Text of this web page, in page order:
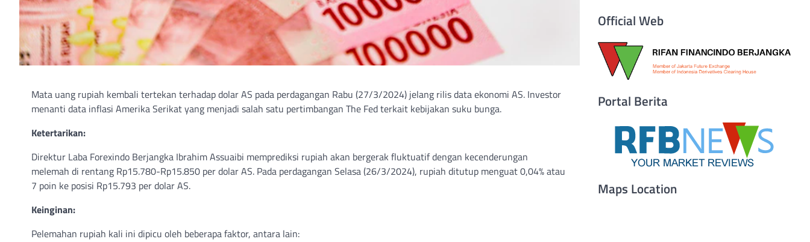
Mata uang rupiah kembali tertekan terhadap dolar AS pada perdagangan Rabu (27/3/2024) jelang rilis data ekonomi AS. Investor
menanti data inflasi Amerika Serikat yang menjadi salah satu pertimbangan The Fed terkait kebijakan suku bunga.
Ketertarikan:
Direktur Laba Forexindo Berjangka Ibrahim Assuaibi memprediksi rupiah akan bergerak fluktuatif dengan kecenderungan
melemah di rentang Rp15.780-Rp15.850 per dolar AS. Pada perdagangan Selasa (26/3/2024), rupiah ditutup menguat 0,04% atau
7 poin ke posisi Rp15.793 per dolar AS.
Keinginan:
Pelemahan rupiah kali ini dipicu oleh beberapa faktor, antara lain:
Official Web
Portal Berita
Maps Location